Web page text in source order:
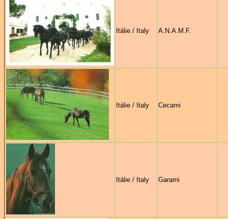
Itálie / Italy A.N.A.M.F.
Itálie / Italy Cecami
Itálie / Italy Garami